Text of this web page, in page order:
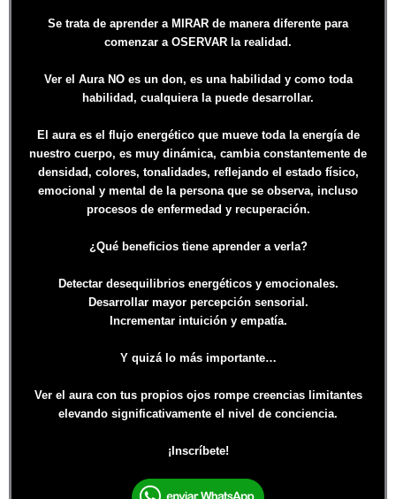
Se trata de aprender a MIRAR de manera diferente para
comenzar a OSERVAR la realidad.
Ver el Aura NO es un don, es una habilidad y como toda
habilidad, cualquiera la puede desarrollar.
El aura es el flujo energético que mueve toda la energía de
nuestro cuerpo, es muy dinámica, cambia constantemente de
densidad, colores, tonalidades, reflejando el estado físico,
emocional y mental de la persona que se observa, incluso
procesos de enfermedad y recuperación.
¿Qué beneficios tiene aprender a verla?
Detectar desequilibrios energéticos y emocionales.
Desarrollar mayor percepción sensorial.
Incrementar intuición y empatía.
Y quizá lo más importante…
Ver el aura con tus propios ojos rompe creencias limitantes
elevando significativamente el nivel de conciencia.
¡Inscríbete!